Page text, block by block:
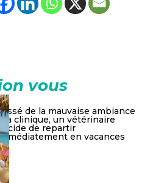
vous
de la mauvaise ambiance
la clinique, un vétérinaire
de repartir
en vacances